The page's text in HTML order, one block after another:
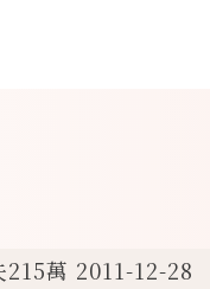
萬 2011-12-28